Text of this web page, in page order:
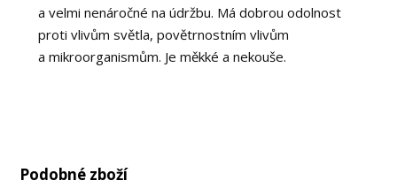
a velmi nenáročné na údržbu. Má dobrou odolnost
proti vlivům světla, povětrnostním vlivům
a mikroorganismům. Je měkké a nekouše.
Podobné zboží